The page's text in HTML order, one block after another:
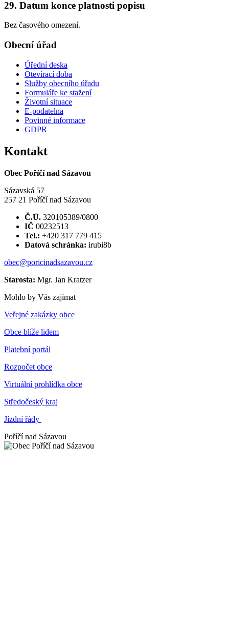
29. Datum konce platnosti popisu
Bez časového omezení.
Obecní úřad
Úřední deska
Otevírací doba
Služby obecního úřadu
Formuláře ke stažení
Životní situace
E-podatelna
Povinné informace
GDPR
Kontakt
Obec Poříčí nad Sázavou
Sázavská 57
257 21 Poříčí nad Sázavou
Č.Ú. 320105389/0800
IČ 00232513
Tel.: +420 317 779 415
Datová schránka: irubi8b
obec@poricinadsazavou.cz
Starosta: Mgr. Jan Kratzer
Mohlo by Vás zajímat
Veřejné zakázky obce
Obce blíže lidem
Platební portál
Rozpočet obce
Virtuální prohlídka obce
Středočeský kraj
Jízdní řády
Poříčí nad Sázavou